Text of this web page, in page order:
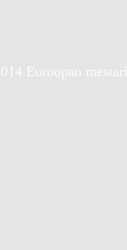
Euroopan mestari